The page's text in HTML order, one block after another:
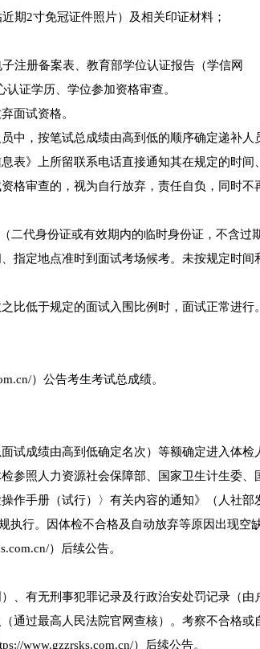
期2寸免冠证件照片）及相关印证材料；
注册备案表、教育部学位认证报告（学信网
证学历、学位参加资格审查。
面试资格。
中，按笔试总成绩由高到低的顺序确定递补人
表》上所留联系电话直接通知其在规定的时间
格审查的，视为自行放弃，责任自负，同时不
二代身份证或有效期内的临时身份证，不含过
指定地点准时到面试考场候考。未按规定时间
比低于规定的面试入围比例时，面试正常进行。
）公告考生考试总成绩。
试成绩由高到低确定名次）等额确定进入体检
参照人力资源社会保障部、国家卫生计生委、
作手册（试行）〉有关内容的通知》（人社部
执行。因体检不合格及自动放弃等原因出现空
）后续公告。
、有无刑事犯罪记录及行政治安处罚记录（由
通过最高人民法院官网查核）。考察不合格或
www.gzzrsks.com.cn/）后续公告。